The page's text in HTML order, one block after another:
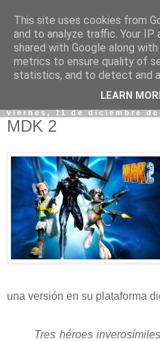
viernes, 11 de diciembre de
MDK 2
una versión en su plataforma
Tres héroes
This site uses cookies from
and to analyze traffic. Your IP
shared with Google along
metrics to ensure quality of
statistics, and to detect and
LEARN